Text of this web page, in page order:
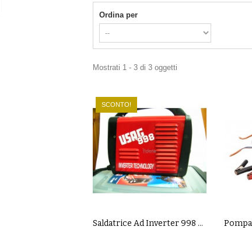
Ordina per
Mostrati 1 - 3 di 3 oggetti
SCONTO!
Saldatrice Ad Inverter 998 K1 170A